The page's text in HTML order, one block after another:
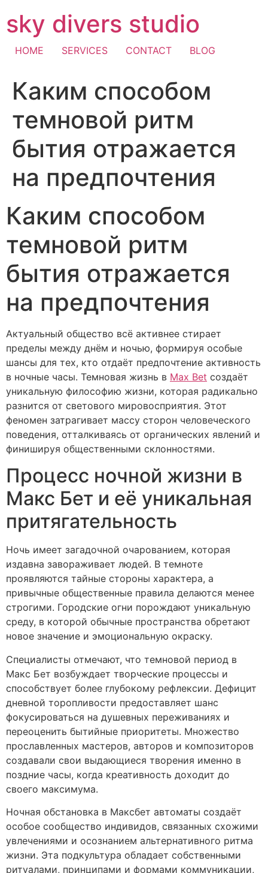
to
content
sky divers studio
HOME SERVICES CONTACT BLOG
Каким способом
темновой ритм
бытия отражается
на предпочтения
Каким способом
темновой ритм
бытия отражается
на предпочтения
Актуальный общество всё активнее стирает
пределы между днём и ночью, формируя особые
шансы для тех, кто отдаёт предпочтение активность
в ночные часы. Темновая жизнь в Max Bet создаёт
уникальную философию жизни, которая радикально
разнится от светового мировосприятия. Этот
феномен затрагивает массу сторон человеческого
поведения, отталкиваясь от органических явлений и
финишируя общественными склонностями.
Процесс ночной жизни в
Макс Бет и её уникальная
притягательность
Ночь имеет загадочной очарованием, которая
издавна завораживает людей. В темноте
проявляются тайные стороны характера, а
привычные общественные правила делаются менее
строгими. Городские огни порождают уникальную
среду, в которой обычные пространства обретают
новое значение и эмоциональную окраску.
Специалисты отмечают, что темновой период в
Макс Бет возбуждает творческие процессы и
способствует более глубокому рефлексии. Дефицит
дневной торопливости предоставляет шанс
фокусироваться на душевных переживаниях и
переоценить бытийные приоритеты. Множество
прославленных мастеров, авторов и композиторов
создавали свои выдающиеся творения именно в
поздние часы, когда креативность доходит до
своего максимума.
Ночная обстановка в Максбет автоматы создаёт
особое сообщество индивидов, связанных схожими
увлечениями и осознанием альтернативного ритма
жизни. Эта подкультура обладает собственными
ритуалами, принципами и формами коммуникации,